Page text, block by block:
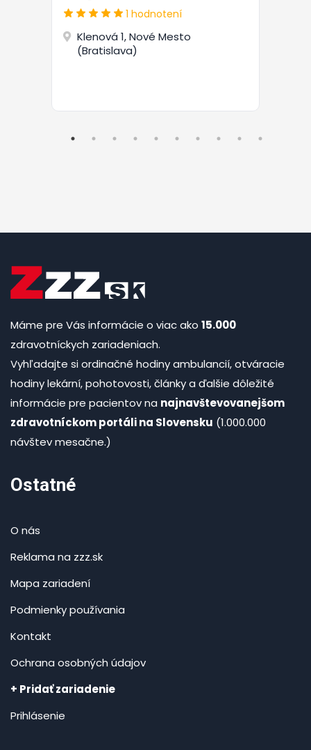
1 hodnotení
Klenová 1, Nové Mesto
(Bratislava)
Máme pre Vás informácie o viac ako 15.000
zdravotníckych zariadeniach.
Vyhľadajte si ordinačné hodiny ambulancií, otváracie
hodiny lekární, pohotovosti, články a ďalšie dôležité
informácie pre pacientov na najnavštevovanejšom
zdravotníckom portáli na Slovensku (1.000.000
návštev mesačne.)
Ostatné
O nás
Reklama na zzz.sk
Mapa zariadení
Podmienky používania
Kontakt
Ochrana osobných údajov
+ Pridať zariadenie
Prihlásenie